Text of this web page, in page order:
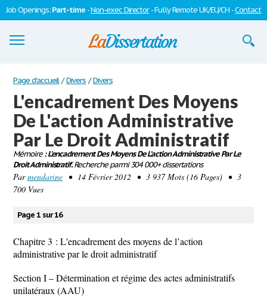
Job Openings:Part-time -Non-exec Director- Fully Remote UK/EU/CH -Contact
Dissertations
S'inscrire
Se connecter
Contactez-nous
Page d'accueil / Divers / Divers
L'encadrement Des Moyens
De L'action Administrative
Par Le Droit Administratif
Mémoire: L'encadrement Des Moyens De L'action Administrative Par Le
Droit Administratif.Recherche parmi 304 000+ dissertations
Parmendarine • 14 Février 2012 • 3 937 Mots (16 Pages) • 3
700 Vues
Page 1 sur 16
Chapitre 3 : L'encadrement des moyens de l’action
administrative par le droit administratif
Section I – Détermination et régime des actes administratifs
unilatéraux (AAU)